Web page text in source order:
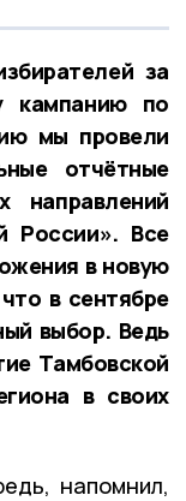
за
кампанию по
мы провели
отчётные
направлений
России». Все
в новую
в сентябре
выбор. Ведь
Тамбовской
в своих
напомнил,